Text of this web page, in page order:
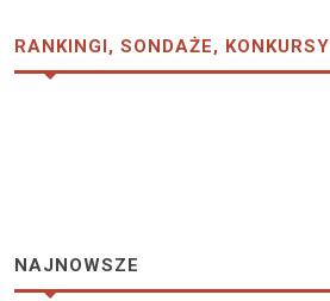
RANKINGI, SONDAŻE, KONKURSY
NAJNOWSZE